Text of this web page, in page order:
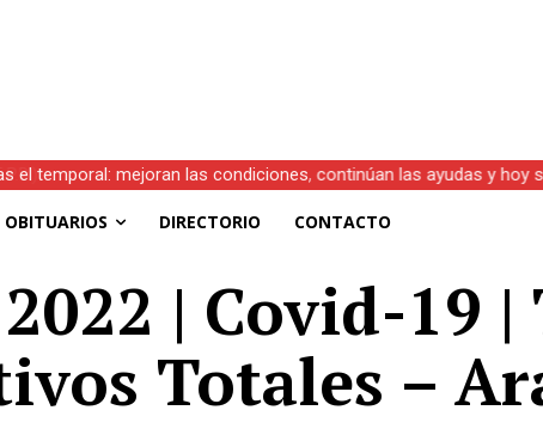
el temporal: mejoran las condiciones, continúan las ayudas y hoy
OBITUARIOS DIRECTORIO CONTACTO
| Covid-19
Totales –